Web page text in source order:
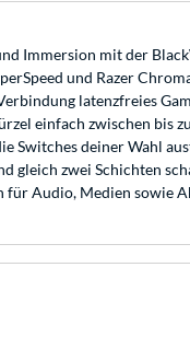
Immersion mit der
und Razer
latenzfreies
einfach zwischen bis
Switches deiner Wahl
gleich zwei Schichten
Audio, Medien sowie